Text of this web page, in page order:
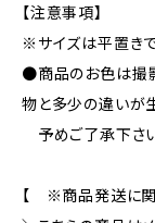
【注意事項】
※サイズは平置きで
●商品のお色は撮
物と多少の違いが
予めご了承下さい
【 ※商品発送に